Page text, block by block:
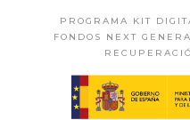
PROGRAMA KIT
FONDOS NEXT